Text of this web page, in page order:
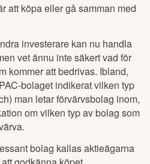
att köpa eller gå samman med
investerare kan nu handla
vet ännu inte säkert vad för
kommer att bedrivas. Ibland,
bolaget indikerat vilken typ
man letar förvärvsbolag inom,
om vilken typ av bolag som
bolag kallas aktieägarna